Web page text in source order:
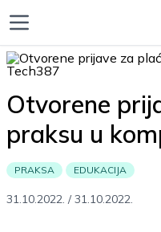
Otvorene
praksu u
PRAKSA EDUKACIJA
31.10.2022. /31.10.2022.